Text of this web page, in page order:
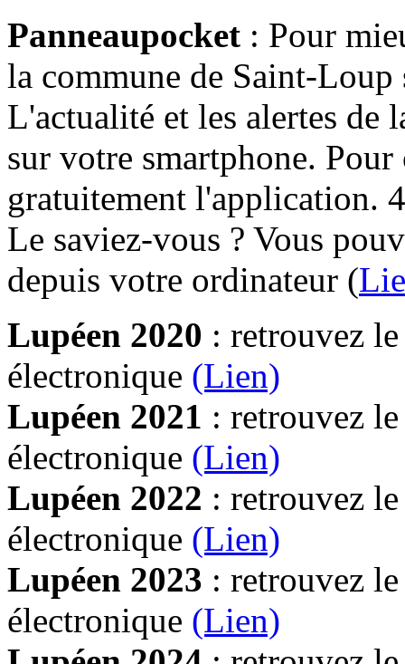
Panneaupocket : Pour
la commune de Saint-Loup
L'actualité et les alertes de
sur votre smartphone.
gratuitement l'application.
Le saviez-vous ? Vous
depuis votre ordinateur (
Lupéen 2020 : retrouvez
électronique (Lien)
Lupéen 2021 : retrouvez
électronique (Lien)
Lupéen 2022 : retrouvez
électronique (Lien)
Lupéen 2023 : retrouvez
électronique (Lien)